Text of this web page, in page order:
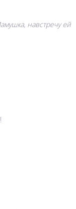
навстречу ей